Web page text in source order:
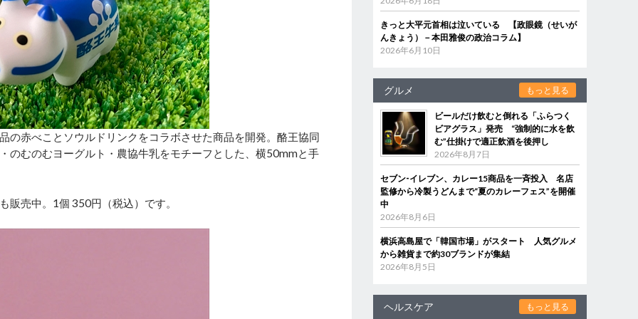
の赤べことソウルドリンクをコラボさせた商品を開発。酪王協同
のむのむヨーグルト・農協牛乳をモチーフとした、横50mmと手
販売中。1個 350円（税込）です。
きっと大平元首相は泣いている 【政眼鏡（せいが
んきょう）－本田雅俊の政治コラム】
2026年6月10日
グルメ もっと見る
ビールだけ飲むと倒れる「ふらつく
ビアグラス」発売 “強制的に水を飲
む”仕掛けで適正飲酒を後押し
2026年8月7日
セブン‐イレブン、カレー15商品を一斉投入 名店
監修から冷製うどんまで“夏のカレーフェス”を開催
中
2026年8月6日
横浜高島屋で「韓国市場」がスタート 人気グルメ
から雑貨まで約30ブランドが集結
2026年8月5日
ヘルスケア もっと見る